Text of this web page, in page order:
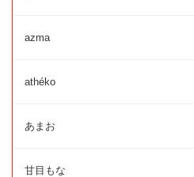
azma
athéko
あまお
甘目もな